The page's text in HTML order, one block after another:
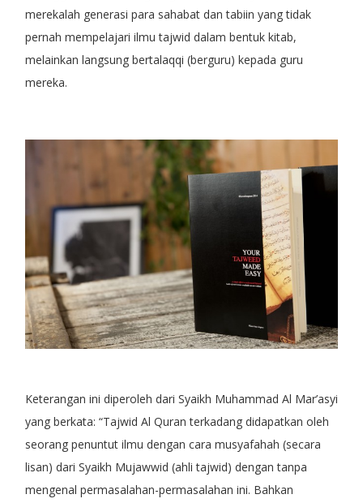
merekalah generasi para sahabat dan tabiin yang tidak
pernah mempelajari ilmu tajwid dalam bentuk kitab,
melainkan langsung bertalaqqi (berguru) kepada guru
mereka.
Keterangan ini diperoleh dari Syaikh Muhammad Al Mar’asyi
yang berkata: “Tajwid Al Quran terkadang didapatkan oleh
seorang penuntut ilmu dengan cara musyafahah (secara
lisan) dari Syaikh Mujawwid (ahli tajwid) dengan tanpa
mengenal permasalahan-permasalahan ini. Bahkan